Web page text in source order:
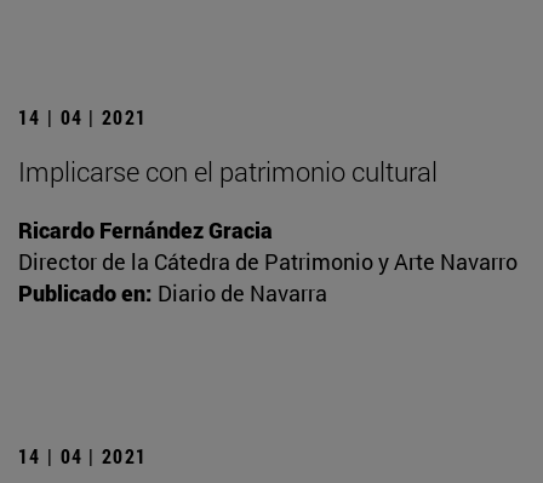
14 | 04 | 2021
Implicarse con el patrimonio cultural
Ricardo Fernández Gracia
Director de la Cátedra de Patrimonio y Arte Navarro
Publicado en: Diario de Navarra
14 | 04 | 2021